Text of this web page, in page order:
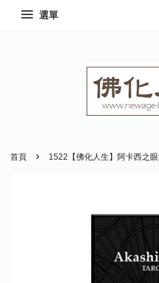
選單
首頁 › 1522【佛化人生】阿卡西之